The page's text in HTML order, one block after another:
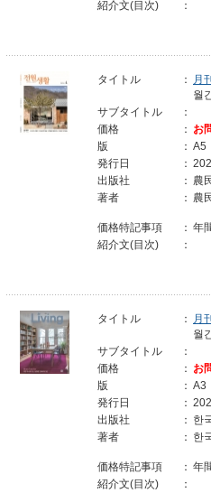
紹介文(目次)
：
タイトル ：
月
월
サブタイトル
：
価格
： お
版
： A5
発行日
：
出版社
： 農
著者
： 農
価格特記事項 ： 年
紹介文(目次)
：
タイトル ：
月
월
サブタイトル
：
価格
： お
版
： A3
発行日
：
出版社
： 한
著者
： 한
価格特記事項 ： 年
紹介文(目次)
：